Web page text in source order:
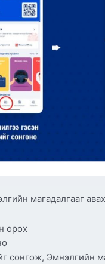
магадалгааг
орох
сонгож, Эмнэлгийн